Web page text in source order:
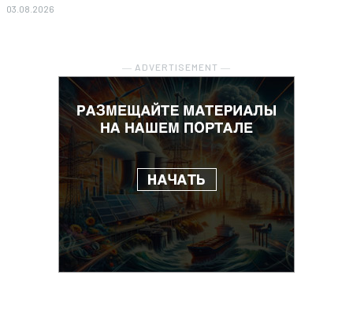
03.08.2026
― ADVERTISEMENT ―